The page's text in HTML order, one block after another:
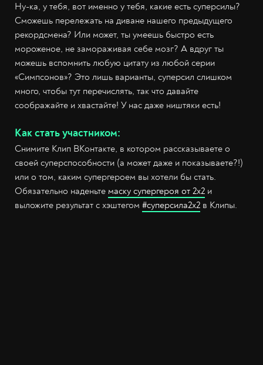
Ну-ка, у тебя, вот именно у тебя, какие есть суперсилы?
Сможешь перележать на диване нашего предыдущего
рекордсмена? Или может, ты умеешь быстро есть
мороженое, не замораживая себе мозг? А вдруг ты
можешь вспомнить любую цитату из любой серии
«Симпсонов»? Это лишь варианты, суперсил слишком
много, чтобы тут перечислять, так что давайте
соображайте и хвастайте! У нас даже ништяки есть!
Как стать участником:
Снимите Клип ВКонтакте, в котором рассказываете о
своей суперспособности (а может даже и показываете?!)
или о том, каким супергероем вы хотели бы стать.
Обязательно наденьте маску супергероя от 2х2 и
выложите результат с хэштегом #суперсила2х2 в Клипы.